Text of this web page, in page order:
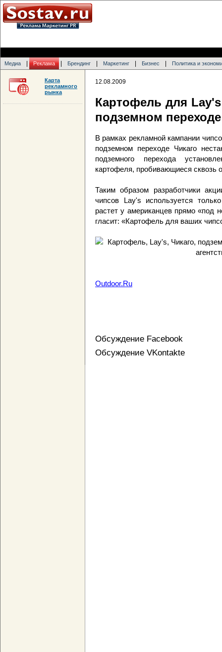
Медиа Реклама Брендинг Маркетинг Бизнес Политика и
12.08.2009
Картофель для
подземном переходе
В рамках рекламной кампании
подземном переходе Чикаго
подземного перехода
картофеля, пробивающиеся сквозь
Таким образом разработчики
чипсов Lay's используется
растет у американцев прямо «под
гласит: «Картофель для ваших
Outdoor.Ru
Обсуждение Facebook
Обсуждение VKontakte
Карта
рекламного
рынка